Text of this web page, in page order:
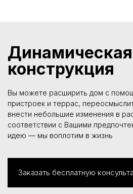
Динамическая
конструкция
Вы можете расширить дом с
пристроек и террас,
внести небольшие изменения в
соответствии с Вашими
идею — мы воплотим в жизнь
Заказать бесплатную